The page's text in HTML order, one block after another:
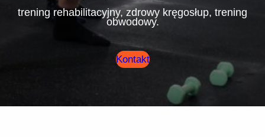
trening rehabilitacyjny, zdrowy kręgosłup, trening
obwodowy.
Kontakt